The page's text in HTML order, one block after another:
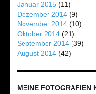
Januar 2015 (11)
Dezember 2014 (9)
November 2014 (10)
Oktober 2014 (21)
September 2014 (39)
August 2014 (42)
MEINE FOTOGRAFIEN